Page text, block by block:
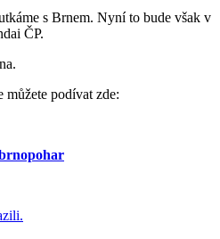
s Brnem. Nyní to bude však v
ČP.
můžete podívat zde: